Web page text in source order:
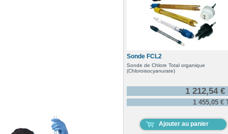
Sonde FCL2
Sonde de Chlore Total organique
(Chloroisocyanurate)
1 212,54 €
1 455,05 €
Ajouter au panier